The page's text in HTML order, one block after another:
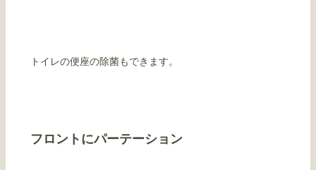
トイレの便座の除菌もできます。
フロントにパーテーション